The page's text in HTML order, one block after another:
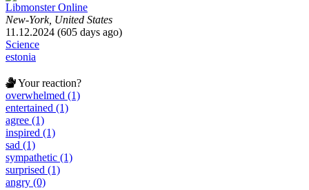
Libmonster Online
New-York, United States
11.12.2024 (605 days ago)
Science
estonia
Your reaction?
overwhelmed (1)
entertained (1)
agree (1)
inspired (1)
sad (1)
sympathetic (1)
surprised (1)
angry (0)